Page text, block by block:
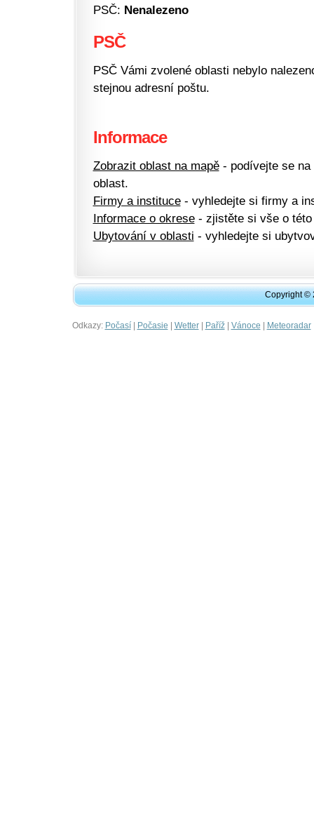
PSČ: Nenalezeno
PSČ
PSČ Vámi zvolené oblasti nebylo
stejnou adresní poštu.
Informace
Zobrazit oblast na mapě- podívejte se na
oblast.
Firmy a instituce- vyhledejte si firmy a
Informace o okrese- zjistěte si vše o této
Ubytování v oblasti - vyhledejte si
Copyright ©
Odkazy: Počasí| Počasie | Wetter| Paříž| Vánoce | Meteoradar